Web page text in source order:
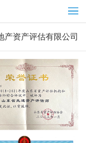
产资产评估有限公司